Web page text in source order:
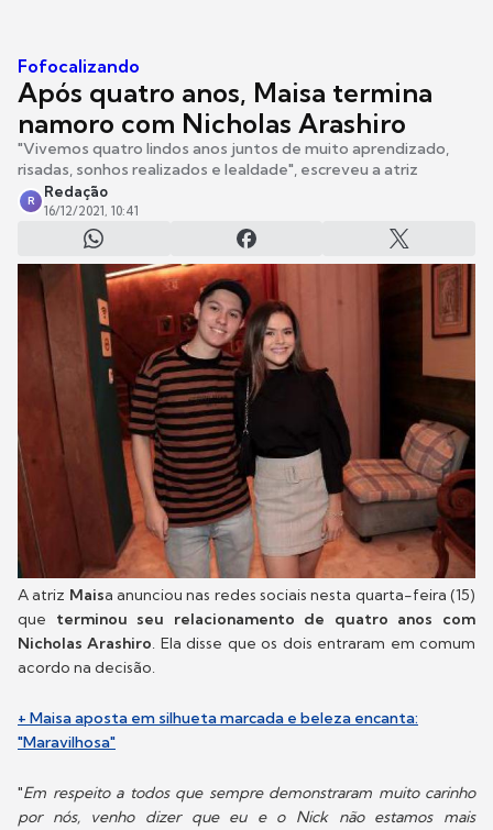
Fofocalizando
Após quatro anos, Maisa termina
namoro com Nicholas Arashiro
"Vivemos quatro lindos anos juntos de muito aprendizado,
risadas, sonhos realizados e lealdade", escreveu a atriz
R
Redação
16/12/2021, 10:41
A atriz Maisa anunciou nas redes sociais nesta quarta-feira (15)
que terminou seu relacionamento de quatro anos com
Nicholas Arashiro. Ela disse que os dois entraram em comum
acordo na decisão.
+ Maisa aposta em silhueta marcada e beleza encanta:
"Maravilhosa"
"Em respeito a todos que sempre demonstraram muito carinho
por nós, venho dizer que eu e o Nick não estamos mais